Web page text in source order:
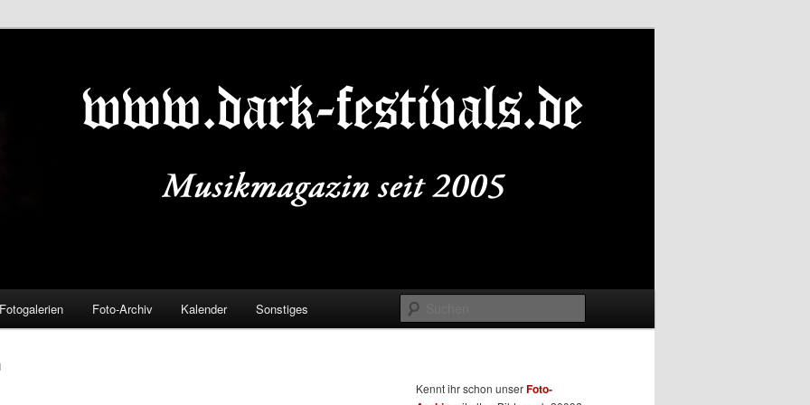
Fotogalerien Foto-Archiv Kalender Sonstiges
Kennt ihr schon unserFoto-